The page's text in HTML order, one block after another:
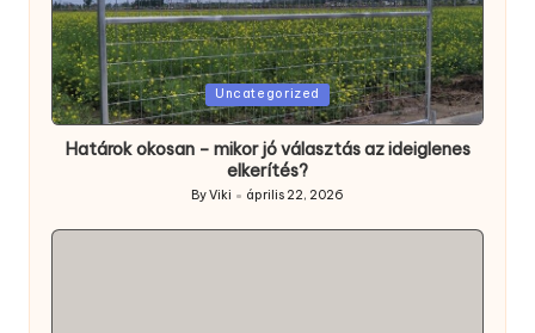
Posted
in
Uncategorized
Határok okosan – mikor jó választás az ideiglenes
elkerítés?
Posted
by
ByViki április 22, 2026